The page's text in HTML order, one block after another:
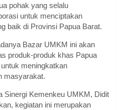
pohak yang selalu
untuk menciptakan
baik di Provinsi Papua Barat.
Bazar UMKM ini akan
produk-produk khas Papua
meningkatkan
masyarakat.
Sinergi Kemenkeu UMKM, Didit
kegiatan ini merupakan